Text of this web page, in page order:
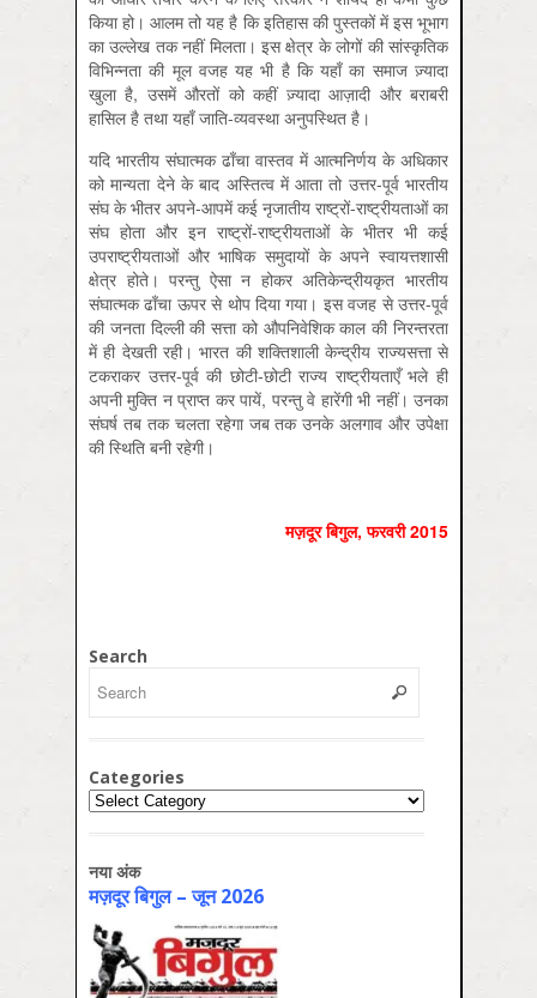
किया हो। आलम तो यह है कि इतिहास की पुस्तकों में इस भूभाग
का उल्लेख तक नहीं मिलता। इस क्षेत्र के लोगों की सांस्कृतिक
विभिन्नता की मूल वजह यह भी है कि यहाँ का समाज ज़्यादा
खुला है, उसमें औरतों को कहीं ज़्यादा आज़ादी और बराबरी
हासिल है तथा यहाँ जाति-व्यवस्था अनुपस्थित है।
यदि भारतीय संघात्मक ढाँचा वास्तव में आत्मनिर्णय के अधिकार
को मान्यता देने के बाद अस्तित्व में आता तो उत्तर-पूर्व भारतीय
संघ के भीतर अपने-आपमें कई नृजातीय राष्ट्रों-राष्ट्रीयताओं का
संघ होता और इन राष्ट्रों-राष्ट्रीयताओं के भीतर भी कई
उपराष्ट्रीयताओं और भाषिक समुदायों के अपने स्वायत्तशासी
क्षेत्र होते। परन्तु ऐसा न होकर अतिकेन्द्रीयकृत भारतीय
संघात्मक ढाँचा ऊपर से थोप दिया गया। इस वजह से उत्तर-पूर्व
की जनता दिल्ली की सत्ता को औपनिवेशिक काल की निरन्तरता
में ही देखती रही। भारत की शक्तिशाली केन्द्रीय राज्यसत्ता से
टकराकर उत्तर-पूर्व की छोटी-छोटी राज्य राष्ट्रीयताएँ भले ही
अपनी मुक्ति न प्राप्त कर पायें, परन्तु वे हारेंगी भी नहीं। उनका
संघर्ष तब तक चलता रहेगा जब तक उनके अलगाव और उपेक्षा
की स्थिति बनी रहेगी।
मज़दूर बिगुल,फरवरी2015
Search
Categories
Categories
नया अंक
मज़दूर बिगुल – जून 2026